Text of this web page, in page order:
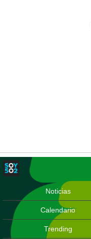
Noticias
Calendario
Trending